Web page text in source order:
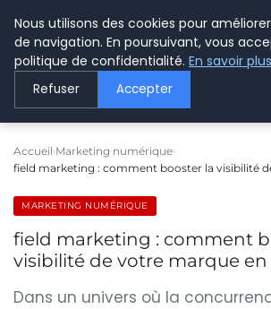
LE
Accueil Marketing numérique
field marketing : comment booster la visibilité
MARKETING NUMÉRIQUE
field marketing : comment
visibilité de votre marque en
Dans un univers où la
Nous utilisons des cookies pour
de navigation. En poursuivant, vous
politique de confidentialité. En savoir plus
Refuser Accepter